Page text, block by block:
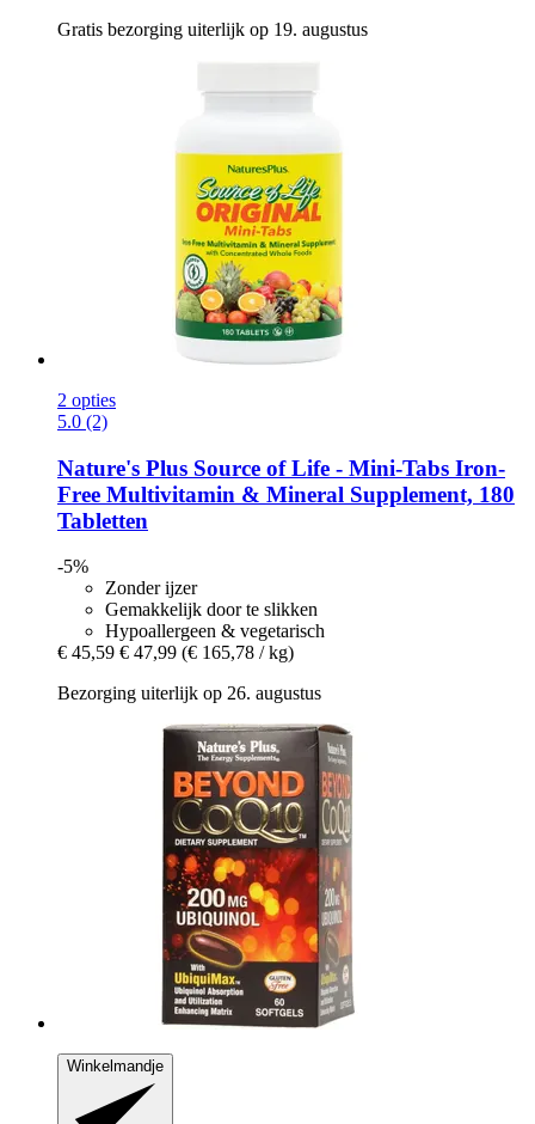
Gratis bezorging uiterlijk op 19. augustus
2 opties
5.0 (2)
Nature's Plus Source of Life -​ Mini-​Tabs Iron-​
Free Multivitamin & Mineral Supplement, 180
Tabletten
-5%
Zonder ijzer
Gemakkelijk door te slikken
Hypoallergeen & vegetarisch
€ 45,59 € 47,99 (€ 165,78 / kg)
Bezorging uiterlijk op 26. augustus
Winkelmandje